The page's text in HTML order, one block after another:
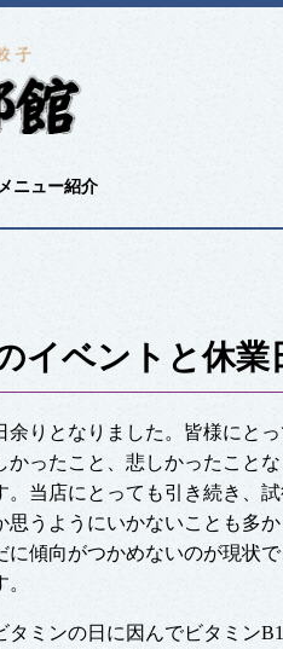
ニュー紹介
イベントと休業
余りとなりました。皆様にと
かったこと、悲しかったこと
。当店にとっても引き続き、
思うようにいかないことも多
に傾向がつかめないのが現状
タミンの日に因んでビタミン